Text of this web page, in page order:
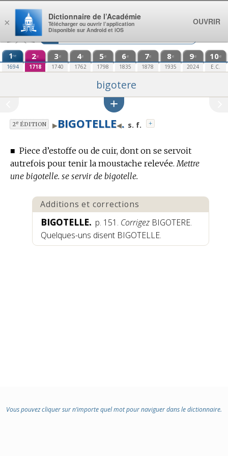
Aller au contenu
1re
1694
2e
1718
3e
1740
4e
1762
5e
1798
6e
1835
7e
1878
8e
1935
9e
2024
10e
E.C.
bigotere
2eÉDITION ▶BIGOTELLE◀. s. f. +
■ Piece d’estoffe ou de cuir, dont on se servoit
autrefois pour tenir la moustache relevée. Mettre
une bigotelle. se servir de bigotelle.
Additions et corrections
BIGOTELLE. p. 151. CorrigezBIGOTERE.
Quelques-uns disent BIGOTELLE.
Vous pouvez cliquer sur n’importe quel mot pour naviguer dans le dictionnaire.
×
Dictionnaire de l’Académie
Télécharger ou ouvrir l’application
Disponible sur Android et iOS
OUVRIR